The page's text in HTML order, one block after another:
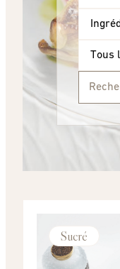
Sucré